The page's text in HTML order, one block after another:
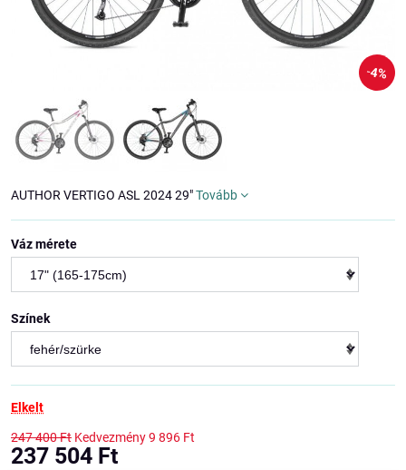
4%
AUTHOR VERTIGO ASL 2024 29"Tovább
Váz mérete
Színek
Elkelt
247 400 Ft Kedvezmény9 896 Ft
237 504 Ft